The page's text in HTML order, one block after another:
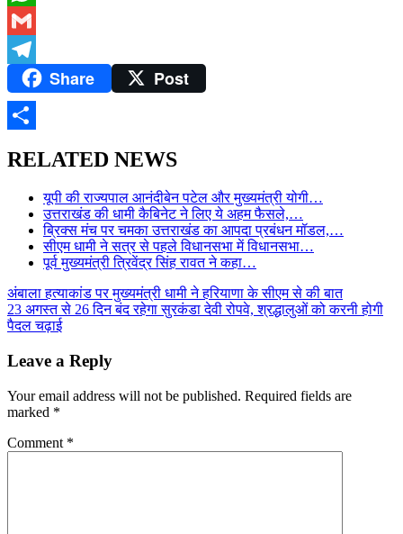
WhatsApp
Gmail
TelegramShare Post
RELATED NEWS
यूपी की राज्यपाल आनंदीबेन पटेल और मुख्यमंत्री योगी…
उत्तराखंड की धामी कैबिनेट ने लिए ये अहम फैसले,…
ब्रिक्स मंच पर चमका उत्तराखंड का आपदा प्रबंधन मॉडल,…
सीएम धामी ने सत्र से पहले विधानसभा में विधानसभा…
पूर्व मुख्यमंत्री त्रिवेंद्र सिंह रावत ने कहा…
Post
navigation
अंबाला हत्याकांड पर मुख्यमंत्री धामी ने हरियाणा के सीएम से की बात
23 अगस्त से 26 दिन बंद रहेगा सुरकंडा देवी रोपवे, श्रद्धालुओं को करनी होगी
पैदल चढ़ाई
Leave a Reply
Your email address will not be published. Required fields are
marked *
Comment *